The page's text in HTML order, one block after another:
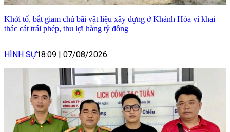
Khởi tố, bắt giam chủ bãi vật liệu xây dựng ở Khánh Hòa vì khai
thác cát trái phép, thu lợi hàng tỷ đồng
HÌNH SỰ18:09 | 07/08/2026